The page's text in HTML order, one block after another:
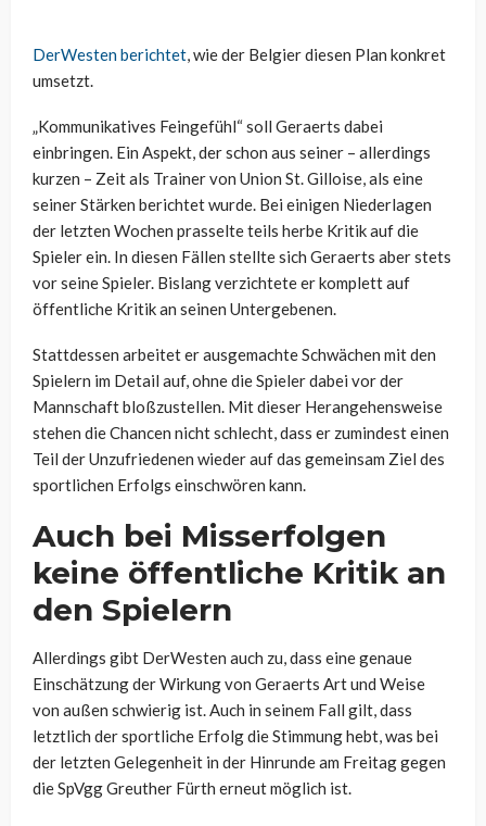
DerWesten berichtet, wie der Belgier diesen Plan konkret
umsetzt.
„Kommunikatives Feingefühl“ soll Geraerts dabei
einbringen. Ein Aspekt, der schon aus seiner – allerdings
kurzen – Zeit als Trainer von Union St. Gilloise, als eine
seiner Stärken berichtet wurde. Bei einigen Niederlagen
der letzten Wochen prasselte teils herbe Kritik auf die
Spieler ein. In diesen Fällen stellte sich Geraerts aber stets
vor seine Spieler. Bislang verzichtete er komplett auf
öffentliche Kritik an seinen Untergebenen.
Stattdessen arbeitet er ausgemachte Schwächen mit den
Spielern im Detail auf, ohne die Spieler dabei vor der
Mannschaft bloßzustellen. Mit dieser Herangehensweise
stehen die Chancen nicht schlecht, dass er zumindest einen
Teil der Unzufriedenen wieder auf das gemeinsam Ziel des
sportlichen Erfolgs einschwören kann.
Auch bei Misserfolgen
keine öffentliche Kritik an
den Spielern
Allerdings gibt DerWesten auch zu, dass eine genaue
Einschätzung der Wirkung von Geraerts Art und Weise
von außen schwierig ist. Auch in seinem Fall gilt, dass
letztlich der sportliche Erfolg die Stimmung hebt, was bei
der letzten Gelegenheit in der Hinrunde am Freitag gegen
die SpVgg Greuther Fürth erneut möglich ist.